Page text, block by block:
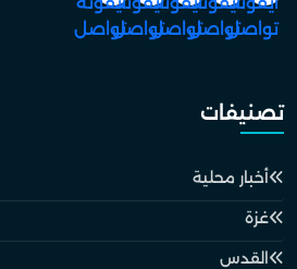
تصنيفات
أخبار محلية
غزة
القدس